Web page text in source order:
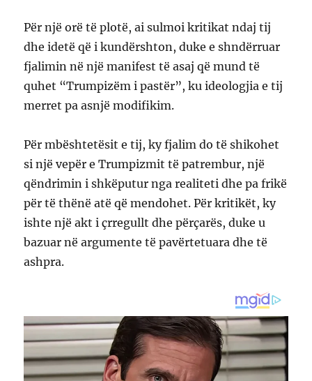
Për një orë të plotë, ai sulmoi kritikat ndaj tij
dhe idetë që i kundërshton, duke e shndërruar
fjalimin në një manifest të asaj që mund të
quhet “Trumpizëm i pastër”, ku ideologjia e tij
merret pa asnjë modifikim.
Për mbështetësit e tij, ky fjalim do të shikohet
si një vepër e Trumpizmit të patrembur, një
qëndrimin i shkëputur nga realiteti dhe pa frikë
për të thënë atë që mendohet. Për kritikët, ky
ishte një akt i çrregullt dhe përçarës, duke u
bazuar në argumente të pavërtetuara dhe të
ashpra.